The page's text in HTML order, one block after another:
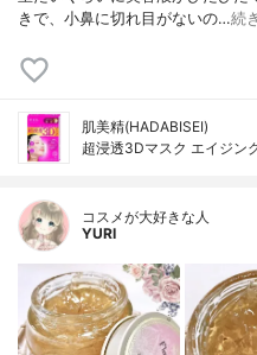
きで、小鼻に切れ目がないの…続
肌美精(HADABISEI)
超浸透3Dマスク エイジン
コスメが大好きな人
YURI